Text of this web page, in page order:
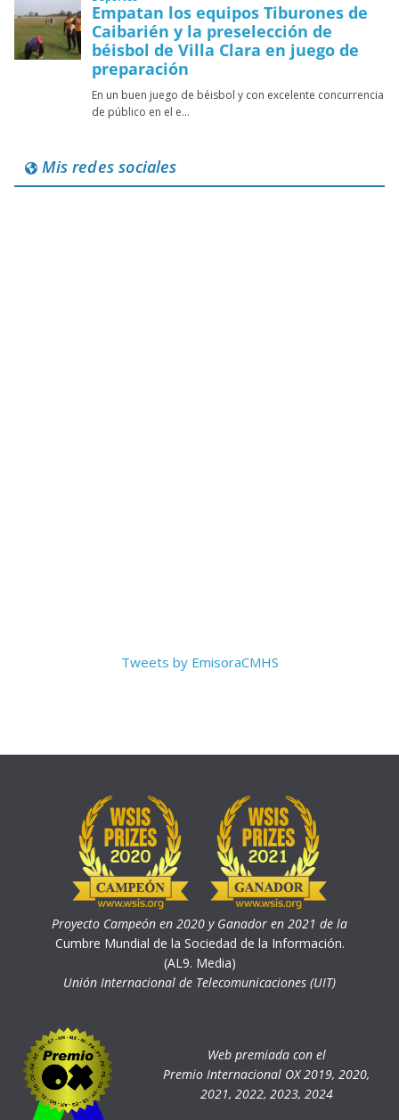
Mis redes sociales
Tweets by EmisoraCMHS
Proyecto Campeón en 2020 y Ganador en 2021 de la
Cumbre Mundial de la Sociedad de la Información.
(AL9. Media)
Unión Internacional de Telecomunicaciones (UIT)
Web premiada con el
Premio Internacional OX 2019, 2020,
2021, 2022, 2023, 2024